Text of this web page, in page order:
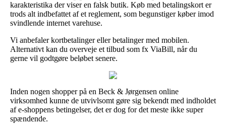
karakteristika der viser en falsk butik. Køb med betalingskort er
trods alt indbefattet af et reglement, som begunstiger køber imod
svindlende internet varehuse.
Vi anbefaler kortbetalinger eller betalinger med mobilen.
Alternativt kan du overveje et tilbud som fx ViaBill, når du
gerne vil godtgøre beløbet senere.
Inden nogen shopper på en Beck & Jørgensen online
virksomhed kunne de utvivlsomt gøre sig bekendt med indholdet
af e-shoppens betingelser, det er dog for det meste ikke super
spændende.